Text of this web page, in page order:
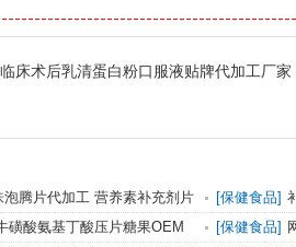
床术后乳清蛋白粉口服液贴牌代加工厂家
腾片代加工 营养素补充剂片
[保健食品]
贴牌代加工
磺酸氨基丁酸压片糖果OEM
[保健食品]